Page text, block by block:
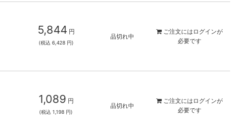
5,844 円
(税込 6,428 円)
品切れ中
ご注文には ログインが
必要です
1,089 円
(税込 1,198 円)
品切れ中
ご注文には ログインが
必要です